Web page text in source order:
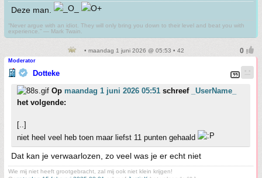
Deze man.
“Never argue with an idiot. They will only bring you down to their level and beat you with
experience.” ― Mark Twain.
• maandag 1 juni 2026 @ 05:53 • 42
Moderator
Dotteke
Op maandag 1 juni 2026 05:51 schreef
_UserName_
het volgende:
[..]
niet heel veel heb toen maar liefst 11 punten gehaald
Dat kan je verwaarlozen, zo veel was je er echt niet
Wie mij niet heeft grootgebracht, zal mij ook niet klein krijgen!